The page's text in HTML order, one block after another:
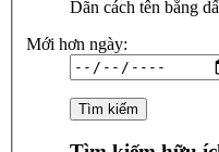
Dãn cách tên bằng
Mới hơn ngày: